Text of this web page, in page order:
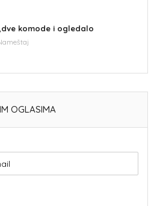
komode i ogledalo
OGLASIMA